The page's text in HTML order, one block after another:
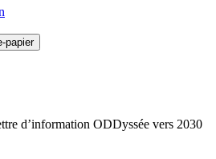
papier
d’information ODDyssée vers 2030